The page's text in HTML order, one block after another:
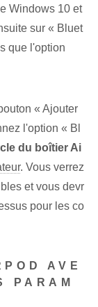
Windows 10 et
sur « Bluet
que l'option
« Ajouter
l'option « Bl
du boîtier Ai
. Vous verrez
et vous devr
pour les co
AVE
PARAM